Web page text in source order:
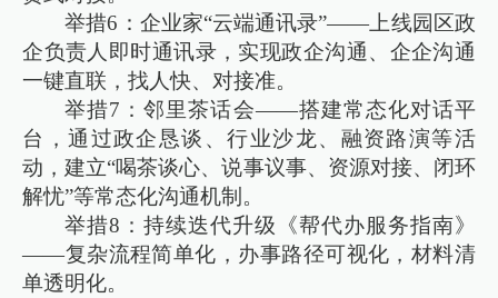
举措6：企业家“云端通讯录”——上线园区政
企负责人即时通讯录，实现政企沟通、企企沟通
一键直联，找人快、对接准。
举措7：邻里茶话会——搭建常态化对话平
台，通过政企恳谈、行业沙龙、融资路演等活
动，建立“喝茶谈心、说事议事、资源对接、闭环
解忧”等常态化沟通机制。
举措8：持续迭代升级《帮代办服务指南》
——复杂流程简单化，办事路径可视化，材料清
单透明化。